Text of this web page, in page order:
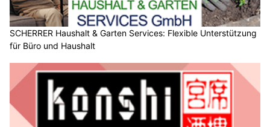
SCHERRER Haushalt & Garten Services: Flexible Unterstützung
für Büro und Haushalt